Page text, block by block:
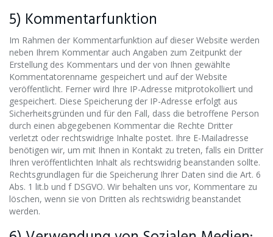
5) Kommentarfunktion
Im Rahmen der Kommentarfunktion auf dieser Website werden
neben Ihrem Kommentar auch Angaben zum Zeitpunkt der
Erstellung des Kommentars und der von Ihnen gewählte
Kommentatorenname gespeichert und auf der Website
veröffentlicht. Ferner wird Ihre IP-Adresse mitprotokolliert und
gespeichert. Diese Speicherung der IP-Adresse erfolgt aus
Sicherheitsgründen und für den Fall, dass die betroffene Person
durch einen abgegebenen Kommentar die Rechte Dritter
verletzt oder rechtswidrige Inhalte postet. Ihre E-Mailadresse
benötigen wir, um mit Ihnen in Kontakt zu treten, falls ein Dritter
Ihren veröffentlichten Inhalt als rechtswidrig beanstanden sollte.
Rechtsgrundlagen für die Speicherung Ihrer Daten sind die Art. 6
Abs. 1 lit.b und f DSGVO. Wir behalten uns vor, Kommentare zu
löschen, wenn sie von Dritten als rechtswidrig beanstandet
werden.